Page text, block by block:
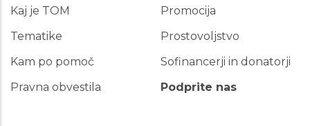
Hitre
povezave
Kaj je TOM
Tematike
Kam po pomoč
Pravna obvestila
Promocija
Prostovoljstvo
Sofinancerji in donatorji
Podprite nas